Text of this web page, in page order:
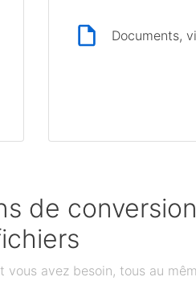
Documents,
de
avez besoin, tous au